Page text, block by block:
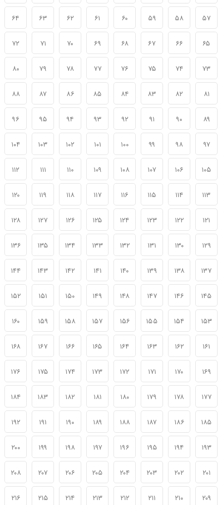
۵۷ ۵۸ ۵۹ ۶۰ ۶۱ ۶۲ ۶۳ ۶۴
۶۵ ۶۶ ۶۷ ۶۸ ۶۹ ۷۰ ۷۱ ۷۲
۷۳ ۷۴ ۷۵ ۷۶ ۷۷ ۷۸ ۷۹ ۸۰
۸۱ ۸۲ ۸۳ ۸۴ ۸۵ ۸۶ ۸۷ ۸۸
۸۹ ۹۰ ۹۱ ۹۲ ۹۳ ۹۴ ۹۵ ۹۶
۹۷ ۹۸ ۹۹ ۱۰۰ ۱۰۱ ۱۰۲ ۱۰۳ ۱۰۴
۱۰۵ ۱۰۶ ۱۰۷ ۱۰۸ ۱۰۹ ۱۱۰ ۱۱۱ ۱۱۲
۱۱۳ ۱۱۴ ۱۱۵ ۱۱۶ ۱۱۷ ۱۱۸ ۱۱۹ ۱۲۰
۱۲۱ ۱۲۲ ۱۲۳ ۱۲۴ ۱۲۵ ۱۲۶ ۱۲۷ ۱۲۸
۱۲۹ ۱۳۰ ۱۳۱ ۱۳۲ ۱۳۳ ۱۳۴ ۱۳۵ ۱۳۶
۱۳۷ ۱۳۸ ۱۳۹ ۱۴۰ ۱۴۱ ۱۴۲ ۱۴۳ ۱۴۴
۱۴۵ ۱۴۶ ۱۴۷ ۱۴۸ ۱۴۹ ۱۵۰ ۱۵۱ ۱۵۲
۱۵۳ ۱۵۴ ۱۵۵ ۱۵۶ ۱۵۷ ۱۵۸ ۱۵۹ ۱۶۰
۱۶۱ ۱۶۲ ۱۶۳ ۱۶۴ ۱۶۵ ۱۶۶ ۱۶۷ ۱۶۸
۱۶۹ ۱۷۰ ۱۷۱ ۱۷۲ ۱۷۳ ۱۷۴ ۱۷۵ ۱۷۶
۱۷۷ ۱۷۸ ۱۷۹ ۱۸۰ ۱۸۱ ۱۸۲ ۱۸۳ ۱۸۴
۱۸۵ ۱۸۶ ۱۸۷ ۱۸۸ ۱۸۹ ۱۹۰ ۱۹۱ ۱۹۲
۱۹۳ ۱۹۴ ۱۹۵ ۱۹۶ ۱۹۷ ۱۹۸ ۱۹۹ ۲۰۰
۲۰۱ ۲۰۲ ۲۰۳ ۲۰۴ ۲۰۵ ۲۰۶ ۲۰۷ ۲۰۸
۲۰۹ ۲۱۰ ۲۱۱ ۲۱۲ ۲۱۳ ۲۱۴ ۲۱۵ ۲۱۶